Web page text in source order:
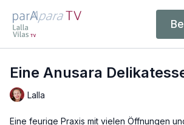
Eine Anusara
Lalla
Eine feurige Praxis mit vielen Öffnungen